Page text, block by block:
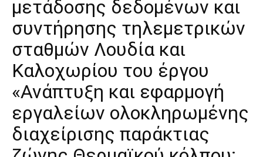
μετάδοσης δεδομένων και
συντήρησης τηλεμετρικών
σταθμών Λουδία και
Καλοχωρίου του έργου
«Ανάπτυξη και εφαρμογή
εργαλείων ολοκληρωμένης
διαχείρισης παράκτιας